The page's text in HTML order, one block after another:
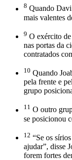
8 Quando Davi
mais valentes
9 O exército
nas portas da
contratados
10 Quando
pela frente e
grupo
11 O outro
se posicionou
12 “Se os
ajudar”, disse
forem fortes